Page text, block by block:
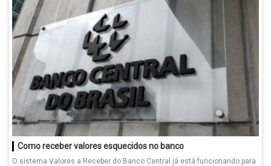
Como receber valores esquecidos no banco
O sistema Valores a Receber do Banco Central já está funcionando para